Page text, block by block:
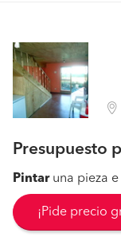
Presupuesto
Pintaruna pieza e
¡Pide precio